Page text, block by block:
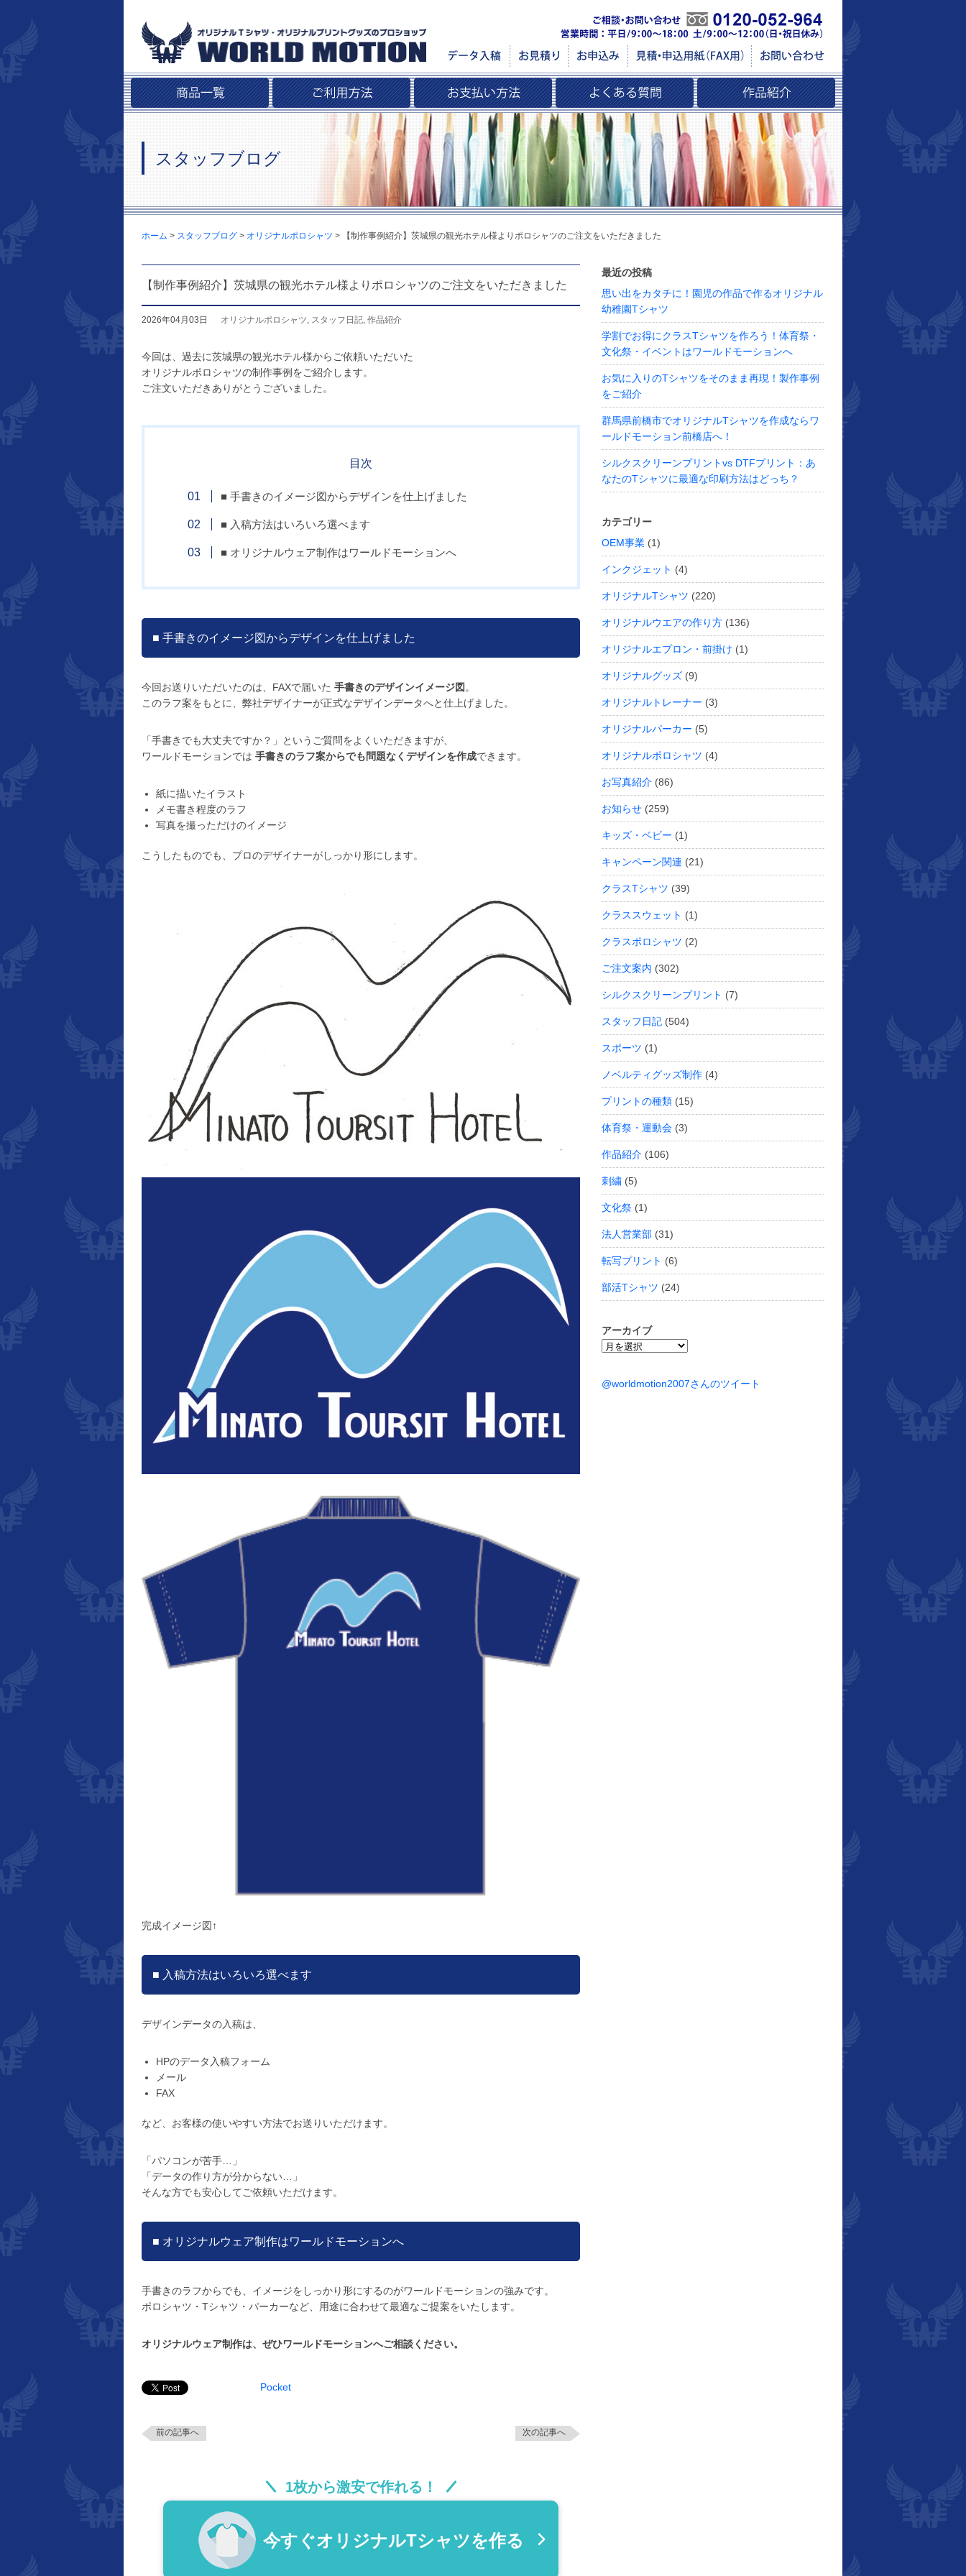
スタッフブログ
ホーム > スタッフブログ > オリジナルポロシャツ > 【制作事例紹介】茨城県の観光ホテル様よりポロシャツのご注文をいただきました
【制作事例紹介】茨城県の観光ホテル様よりポロシャツのご注文をいただきました
2026年04月03日 オリジナルポロシャツ, スタッフ日記, 作品紹介
今回は、過去に茨城県の観光ホテル様からご依頼いただいた
オリジナルポロシャツの制作事例をご紹介します。
ご注文いただきありがとうございました。
目次
■ 手書きのイメージ図からデザインを仕上げました
■ 入稿方法はいろいろ選べます
■ オリジナルウェア制作はワールドモーションへ
■ 手書きのイメージ図からデザインを仕上げました
今回お送りいただいたのは、FAXで届いた 手書きのデザインイメージ図 。
このラフ案をもとに、弊社デザイナーが正式なデザインデータへと仕上げました。
「手書きでも大丈夫ですか？」というご質問をよくいただきますが、
ワールドモーションでは 手書きのラフ案からでも問題なくデザインを作成できます。
紙に描いたイラスト
メモ書き程度のラフ
写真を撮っただけのイメージ
こうしたものでも、プロのデザイナーがしっかり形にします。
完成イメージ図↑
■ 入稿方法はいろいろ選べます
デザインデータの入稿は、
HPのデータ入稿フォーム
メール
FAX
など、お客様の使いやすい方法でお送りいただけます。
「パソコンが苦手…」
「データの作り方が分からない…」
そんな方でも安心してご依頼いただけます。
■ オリジナルウェア制作はワールドモーションへ
手書きのラフからでも、イメージをしっかり形にするのがワールドモーションの強みです。
ポロシャツ・Tシャツ・パーカーなど、用途に合わせて最適なご提案をいたします。
オリジナルウェア制作は、ぜひワールドモーションへご相談ください。
Pocket
前の記事へ 次の記事へ
1枚から激安で作れる！
今すぐオリジナルTシャツを作る
最近の投稿
思い出をカタチに！園児の作品で作るオリジナル
幼稚園Tシャツ
学割でお得にクラスTシャツを作ろう！体育祭・
文化祭・イベントはワールドモーションへ
お気に入りのTシャツをそのまま再現！製作事例
をご紹介
群馬県前橋市でオリジナルTシャツを作成ならワ
ールドモーション前橋店へ！
シルクスクリーンプリントvs DTFプリント：あ
なたのTシャツに最適な印刷方法はどっち？
カテゴリー
OEM事業 (1)
インクジェット (4)
オリジナルTシャツ (220)
オリジナルウエアの作り方 (136)
オリジナルエプロン・前掛け (1)
オリジナルグッズ (9)
オリジナルトレーナー (3)
オリジナルパーカー (5)
オリジナルポロシャツ (4)
お写真紹介 (86)
お知らせ (259)
キッズ・ベビー (1)
キャンペーン関連 (21)
クラスTシャツ (39)
クラススウェット (1)
クラスポロシャツ (2)
ご注文案内 (302)
シルクスクリーンプリント (7)
スタッフ日記 (504)
スポーツ (1)
ノベルティグッズ制作 (4)
プリントの種類 (15)
体育祭・運動会 (3)
作品紹介 (106)
刺繍 (5)
文化祭 (1)
法人営業部 (31)
転写プリント (6)
部活Tシャツ (24)
アーカイブ
ア
@worldmotion2007さんのツイート